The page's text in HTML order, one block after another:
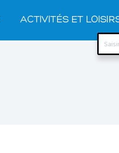
ACTIVITÉS ET